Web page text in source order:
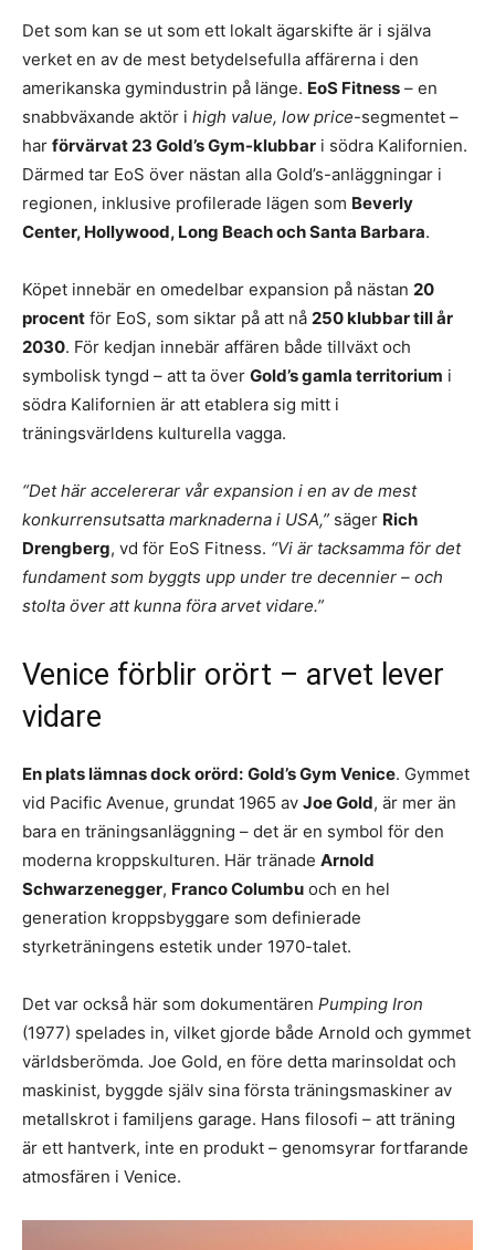
Det som kan se ut som ett lokalt ägarskifte är i själva
verket en av de mest betydelsefulla affärerna i den
amerikanska gymindustrin på länge. EoS Fitness – en
snabbväxande aktör i high value, low price-segmentet –
har förvärvat 23 Gold’s Gym-klubbar i södra Kalifornien.
Därmed tar EoS över nästan alla Gold’s-anläggningar i
regionen, inklusive profilerade lägen som Beverly
Center, Hollywood, Long Beach och Santa Barbara.
Köpet innebär en omedelbar expansion på nästan 20
procent för EoS, som siktar på att nå 250 klubbar till år
2030. För kedjan innebär affären både tillväxt och
symbolisk tyngd – att ta över Gold’s gamla territorium i
södra Kalifornien är att etablera sig mitt i
träningsvärldens kulturella vagga.
“Det här accelererar vår expansion i en av de mest
konkurrensutsatta marknaderna i USA,” säger Rich
Drengberg, vd för EoS Fitness. “Vi är tacksamma för det
fundament som byggts upp under tre decennier – och
stolta över att kunna föra arvet vidare.”
Venice förblir orört – arvet lever
vidare
En plats lämnas dock orörd: Gold’s Gym Venice. Gymmet
vid Pacific Avenue, grundat 1965 av Joe Gold, är mer än
bara en träningsanläggning – det är en symbol för den
moderna kroppskulturen. Här tränade Arnold
Schwarzenegger, Franco Columbu och en hel
generation kroppsbyggare som definierade
styrketräningens estetik under 1970-talet.
Det var också här som dokumentären Pumping Iron
(1977) spelades in, vilket gjorde både Arnold och gymmet
världsberömda. Joe Gold, en före detta marinsoldat och
maskinist, byggde själv sina första träningsmaskiner av
metallskrot i familjens garage. Hans filosofi – att träning
är ett hantverk, inte en produkt – genomsyrar fortfarande
atmosfären i Venice.